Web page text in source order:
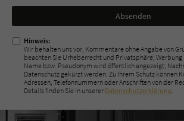
Nicht
ausfüllen!
Hinweis:
Wir behalten uns vor, Kommentare ohne Angabe von
beachten Sie Urheberrecht und Privatsphäre;
Name bzw. Pseudonym wird öffentlich angezeigt;
Datenschutz gekürzt werden. Zu Ihrem Schutz können
Adressen, Telefonnummern oder Anschriften von der
Details finden Sie in unserer Datenschutzerklärung.